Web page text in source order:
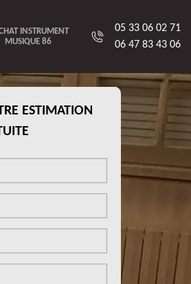
INSTRUMENT
MUSIQUE 86
05 33 06 02 71
06 47 83 43 06
ESTIMATION